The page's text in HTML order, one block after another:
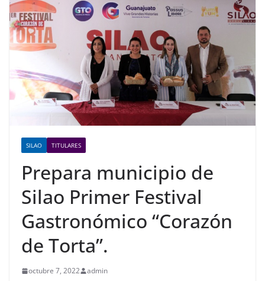
SILAO TITULARES
Prepara municipio de
Silao Primer Festival
Gastronómico “Corazón
de Torta”.
octubre 7, 2022 admin